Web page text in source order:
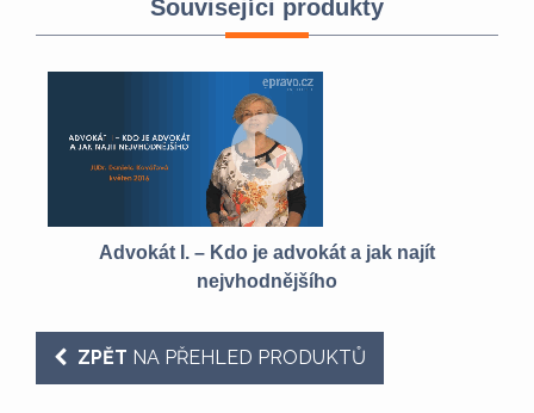
Souvisejíci produkty
Advokát I. – Kdo je advokát a jak najít
nejvhodnějšího
ZPĚT NA PŘEHLED PRODUKTŮ